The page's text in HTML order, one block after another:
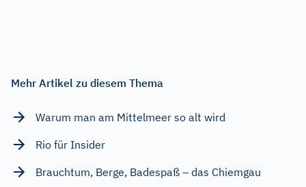
Mehr Artikel zu diesem Thema
Warum man am Mittelmeer so alt wird
Rio für Insider
Brauchtum, Berge, Badespaß – das Chiemgau